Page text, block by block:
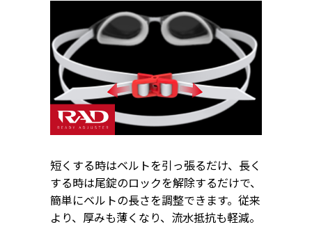
短くする時はベルトを引っ張るだけ、長く
する時は尾錠のロックを解除するだけで、
簡単にベルトの長さを調整できます。従来
より、厚みも薄くなり、流水抵抗も軽減。